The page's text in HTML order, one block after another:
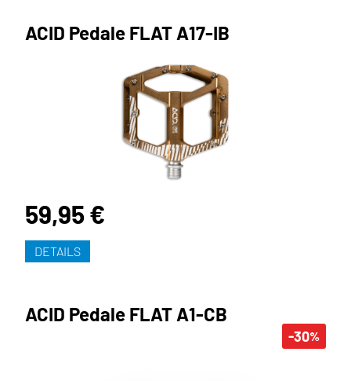
ACID Pedale FLAT A17-IB
59,95 €
DETAILS
-30%
ACID Pedale FLAT A1-CB